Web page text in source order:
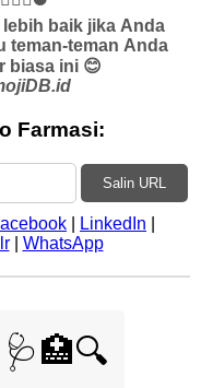
baik jika Anda
teman-teman Anda
biasa ini 😊
Farmasi:
Salin URL
LinkedIn
| WhatsApp